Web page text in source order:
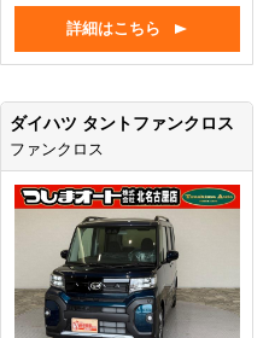
詳細はこちら
ダイハツ タントファンクロス
ファンクロス